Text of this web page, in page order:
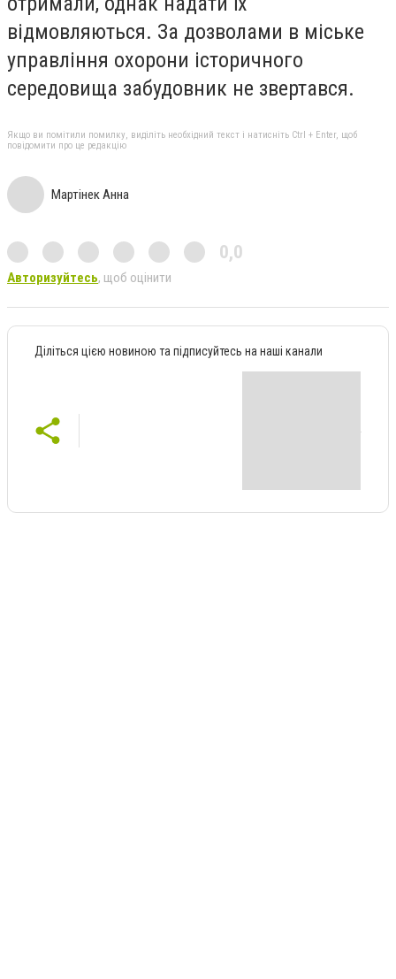
відмовляються. За дозволами в міське
управління охорони історичного
середовища забудовник не звертався.
Якщо ви помітили помилку, виділіть необхідний текст і натисніть Ctrl + Enter, щоб
повідомити про це редакцію
Мартінек Анна
0,0
Авторизуйтесь, щоб оцінити
Діліться цією новиною та підписуйтесь на наші канали